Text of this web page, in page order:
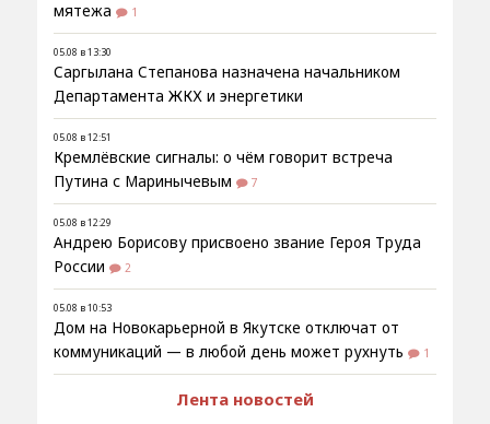
мятежа
1
05.08 в 13:30
Саргылана Степанова назначена начальником
Департамента ЖКХ и энергетики
05.08 в 12:51
Кремлёвские сигналы: о чём говорит встреча
Путина с Маринычевым
7
05.08 в 12:29
Андрею Борисову присвоено звание Героя Труда
России
2
05.08 в 10:53
Дом на Новокарьерной в Якутске отключат от
коммуникаций — в любой день может рухнуть
1
Лента новостей